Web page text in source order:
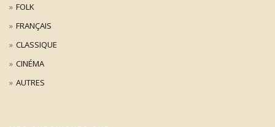
FOLK
FRANÇAIS
CLASSIQUE
CINÉMA
AUTRES